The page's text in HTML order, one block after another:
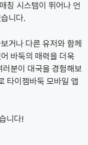
칭 시스템이 뛰어나 언
니다.
거나 다른 유저와 함께
바둑의 매력을 더욱
분이 대국을 경험해보
타이젬바둑 모바일 앱
니다!